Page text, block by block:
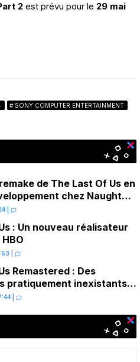
2 est prévu pour le 29 mai
SONY COMPUTER ENTERTAINMENT
de The Last Of Us en
chez Naughty
: Un nouveau réalisateur
Remastered : Des
pratiquement inexistants
mise à jour 1.11